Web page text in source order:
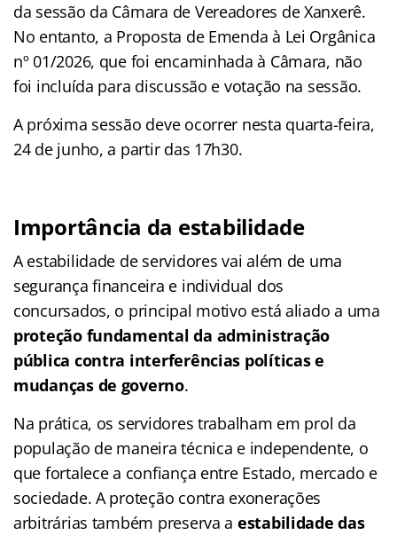
da sessão da Câmara de Vereadores de Xanxerê.
No entanto, a Proposta de Emenda à Lei Orgânica
nº 01/2026, que foi encaminhada à Câmara, não
foi incluída para discussão e votação na sessão.
A próxima sessão deve ocorrer nesta quarta-feira,
24 de junho, a partir das 17h30.
Importância da estabilidade
A estabilidade de servidores vai além de uma
segurança financeira e individual dos
concursados, o principal motivo está aliado a uma
proteção fundamental da administração
pública contra interferências políticas e
mudanças de governo.
Na prática, os servidores trabalham em prol da
população de maneira técnica e independente, o
que fortalece a confiança entre Estado, mercado e
sociedade. A proteção contra exonerações
arbitrárias também preserva a estabilidade das